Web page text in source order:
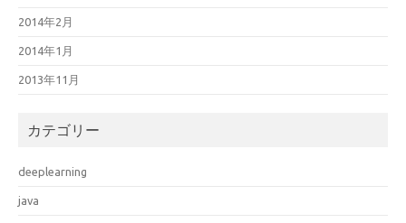
2014年2月
2014年1月
2013年11月
カテゴリー
deeplearning
java